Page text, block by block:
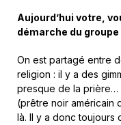
Aujourd’hui votre,
démarche du groupe
On est partagé entre
religion : il y a des
presque de la prière…
(prêtre noir américain
là. Il y a donc toujours